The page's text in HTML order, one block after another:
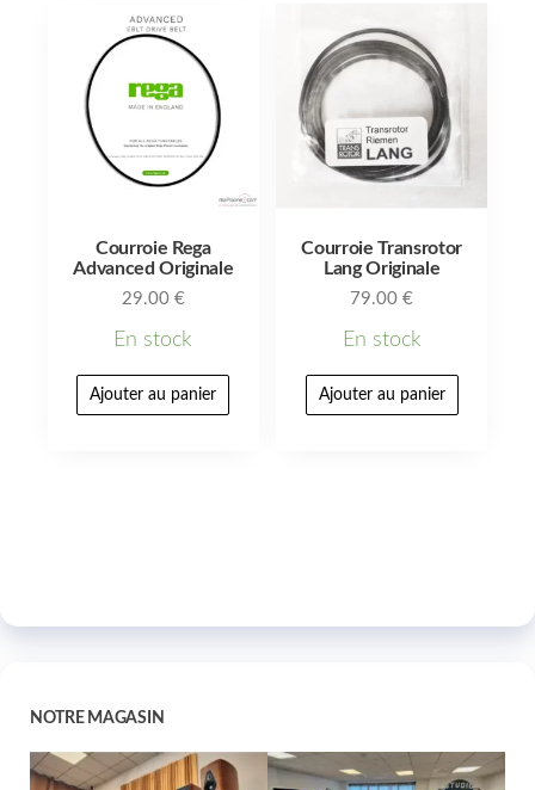
Courroie Rega
Advanced Originale
29.00 €
En stock
Ajouter au panier
Courroie Transrotor
Lang Originale
79.00€
En stock
Ajouter au panier
NOTRE MAGASIN